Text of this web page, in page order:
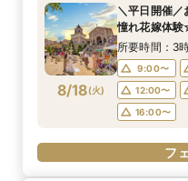
8/17(月)
11:00〜
16:00〜
フ
8/17(月)
11:00〜
15:00〜
フ
8/18(火)
＼平日開催／
憧れ花嫁体
所要時間：3
9:00〜
12:00〜
16:00〜
フ